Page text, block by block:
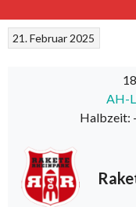
21. Februar 2025
AH-
Halbzeit: -